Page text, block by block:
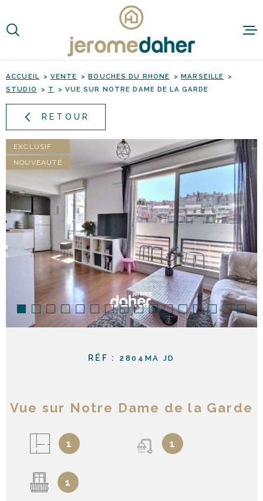
lamenu
contenu
ACCUEIL VENTE BOUCHES DU RHONE
MARSEILLE
STUDIO
T VUE SUR NOTRE DAME DE LA GARDE
RETOUR
EXCLUSIF
NOUVEAUTÉ
RÉF : 2804MA JD
Vue sur Notre Dame de la Garde
1 1
1
VOTRE
RECHERCHE
DE
BIEN
TYPE DE BIEN
VILLE
Budget
BUDGET
RECHERCHER